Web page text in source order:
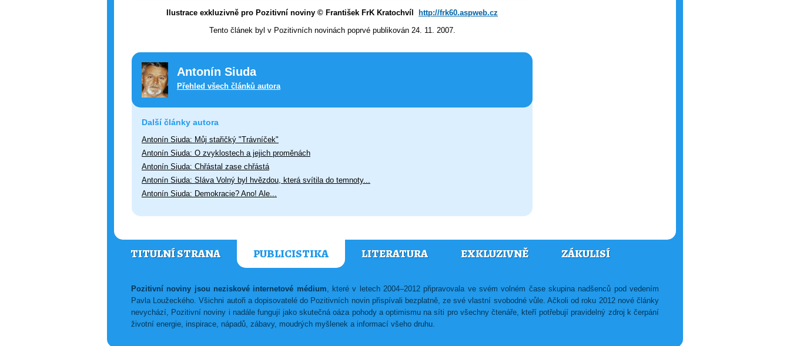
Ilustrace exkluzivně pro Pozitivní noviny © František FrK Kratochvíl
http://frk60.aspweb.cz
Tento článek byl v Pozitivních novinách poprvé publikován 24. 11. 2007.
Antonín Siuda
Přehled všech článků autora
Další články autora
Antonín Siuda: Můj stařičký "Trávníček"
Antonín Siuda: O zvyklostech a jejich proměnách
Antonín Siuda: Chřástal zase chřástá
Antonín Siuda: Sláva Volný byl hvězdou, která svítila do temnoty...
Antonín Siuda: Demokracie? Ano! Ale...
TITULNÍ STRANA PUBLICISTIKA LITERATURA EXKLUZIVNĚ ZÁKULISÍ
Pozitivní noviny jsou neziskové internetové médium, které v letech 2004–2012 připravovala ve svém volném čase skupina nadšenců pod vedením
Pavla Loužeckého. Všichni autoři a dopisovatelé do Pozitivních novin přispívali bezplatně, ze své vlastní svobodné vůle. Ačkoli od roku 2012 nové články
nevychází, Pozitivní noviny i nadále fungují jako skutečná oáza pohody a optimismu na síti pro všechny čtenáře, kteří potřebují pravidelný zdroj k čerpání
životní energie, inspirace, nápadů, zábavy, moudrých myšlenek a informací všeho druhu.